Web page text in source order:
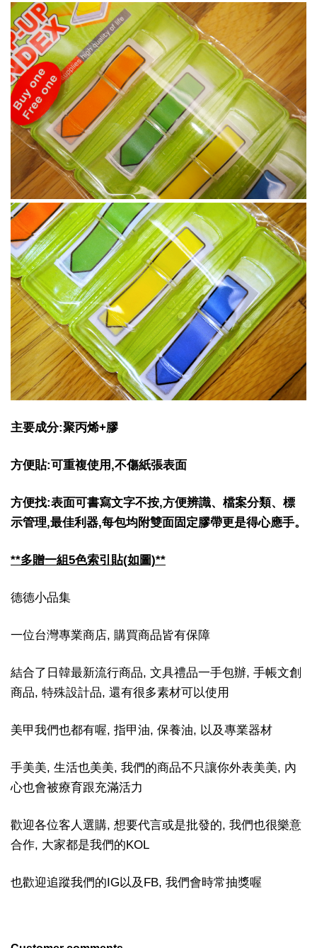
主要成分:聚丙烯+膠
方便貼:可重複使用,不傷紙張表面
方便找:表面可書寫文字不按,方便辨識、檔案分類、標
示管理,最佳利器,每包均附雙面固定膠帶更是得心應手。
**多贈一組5色索引貼(如圖)**
德德小品集
一位台灣專業商店, 購買商品皆有保障
結合了日韓最新流行商品, 文具禮品一手包辦, 手帳文創
商品, 特殊設計品, 還有很多素材可以使用
美甲我們也都有喔, 指甲油, 保養油, 以及專業器材
手美美, 生活也美美, 我們的商品不只讓你外表美美, 內
心也會被療育跟充滿活力
歡迎各位客人選購, 想要代言或是批發的, 我們也很樂意
合作, 大家都是我們的KOL
也歡迎追蹤我們的IG以及FB, 我們會時常抽獎喔